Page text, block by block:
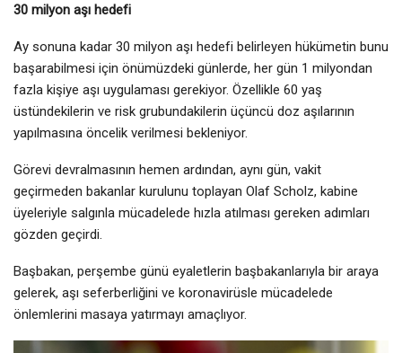
30 milyon aşı hedefi
Ay sonuna kadar 30 milyon aşı hedefi belirleyen hükümetin bunu
başarabilmesi için önümüzdeki günlerde, her gün 1 milyondan
fazla kişiye aşı uygulaması gerekiyor. Özellikle 60 yaş
üstündekilerin ve risk grubundakilerin üçüncü doz aşılarının
yapılmasına öncelik verilmesi bekleniyor.
Görevi devralmasının hemen ardından, aynı gün, vakit
geçirmeden bakanlar kurulunu toplayan Olaf Scholz, kabine
üyeleriyle salgınla mücadelede hızla atılması gereken adımları
gözden geçirdi.
Başbakan, perşembe günü eyaletlerin başbakanlarıyla bir araya
gelerek, aşı seferberliğini ve koronavirüsle mücadelede
önlemlerini masaya yatırmayı amaçlıyor.